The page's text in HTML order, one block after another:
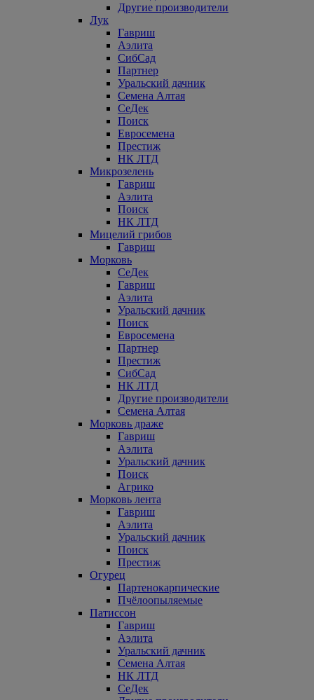
Другие производители
Лук
Гавриш
Аэлита
СибСад
Партнер
Уральский дачник
Семена Алтая
СеДек
Поиск
Евросемена
Престиж
НК ЛТД
Микрозелень
Гавриш
Аэлита
Поиск
НК ЛТД
Мицелий грибов
Гавриш
Морковь
СеДек
Гавриш
Аэлита
Уральский дачник
Поиск
Евросемена
Партнер
Престиж
СибСад
НК ЛТД
Другие производители
Семена Алтая
Морковь драже
Гавриш
Аэлита
Уральский дачник
Поиск
Агрико
Морковь лента
Гавриш
Аэлита
Уральский дачник
Поиск
Престиж
Огурец
Партенокарпические
Пчёлоопыляемые
Патиссон
Гавриш
Аэлита
Уральский дачник
Семена Алтая
НК ЛТД
СеДек